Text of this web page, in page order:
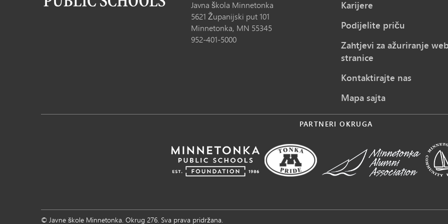
Javna škola Minnetonka
5621 Županijski put 101
Minnetonka, MN 55345
952-401-5000
Karijere
Podijelite priču
Zahtjevi za ažuriranje
stranice
Kontaktirajte nas
Mapa sajta
PARTNERI OKRUGA
© Javne škole Minnetonka. Okrug 276. Sva prava pridržana.